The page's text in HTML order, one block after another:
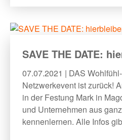
SAVE THE DATE:
07.07.2021 | DAS
Netzwerkevent ist zurück!
in der Festung Mark in
und Unternehmen aus
kennenlernen. Alle Infos